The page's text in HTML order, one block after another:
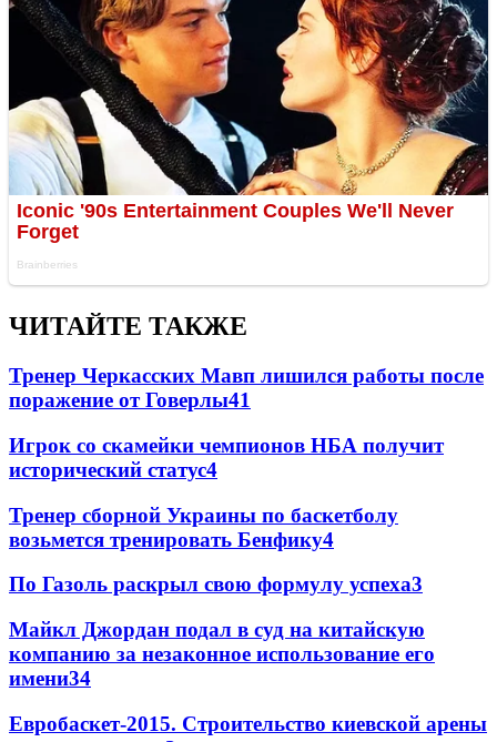
ЧИТАЙТЕ ТАКЖЕ
Тренер Черкасских Мавп лишился работы после
поражение от Говерлы41
Игрок со скамейки чемпионов НБА получит
исторический статус4
Тренер сборной Украины по баскетболу
возьмется тренировать Бенфику4
По Газоль раскрыл свою формулу успеха3
Майкл Джордан подал в суд на китайскую
компанию за незаконное использование его
имени34
Евробаскет-2015. Строительство киевской арены